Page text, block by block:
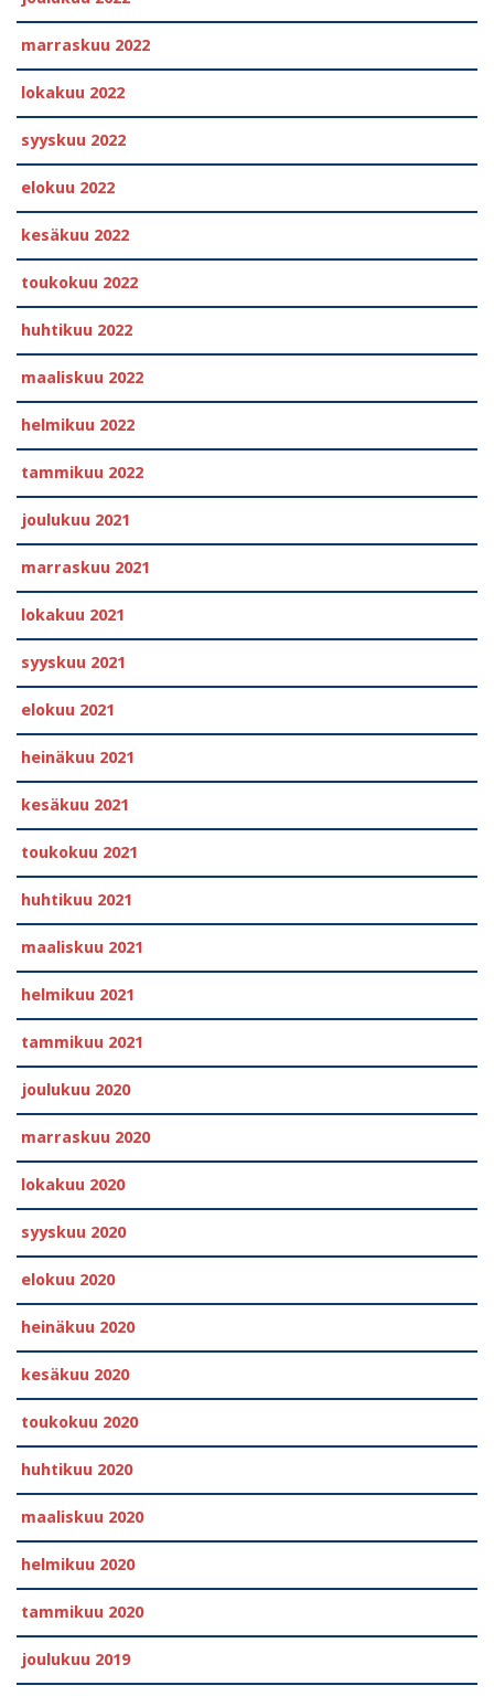
marraskuu 2022
lokakuu 2022
syyskuu 2022
elokuu 2022
kesäkuu 2022
toukokuu 2022
huhtikuu 2022
maaliskuu 2022
helmikuu 2022
tammikuu 2022
joulukuu 2021
marraskuu 2021
lokakuu 2021
syyskuu 2021
elokuu 2021
heinäkuu 2021
kesäkuu 2021
toukokuu 2021
huhtikuu 2021
maaliskuu 2021
helmikuu 2021
tammikuu 2021
joulukuu 2020
marraskuu 2020
lokakuu 2020
syyskuu 2020
elokuu 2020
heinäkuu 2020
kesäkuu 2020
toukokuu 2020
huhtikuu 2020
maaliskuu 2020
helmikuu 2020
tammikuu 2020
joulukuu 2019